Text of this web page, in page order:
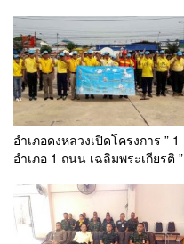
7 ตันพร้อมผู้ต้องหา 3 คน
อำเภอดงหลวงเปิดโครงการ ” 1
อำเภอ 1 ถนน เฉลิมพระเกียรติ ”